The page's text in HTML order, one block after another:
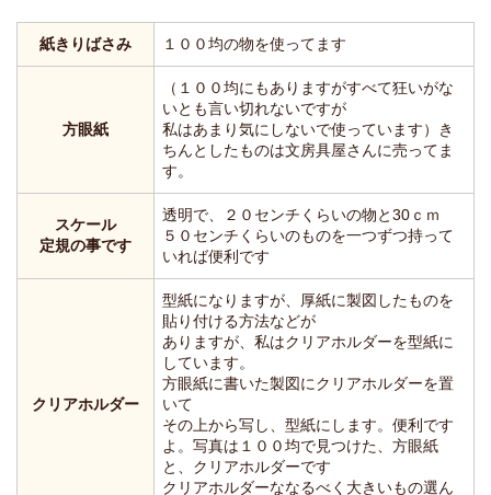
紙きりばさみ １００均の物を使ってます
方眼紙
（１００均にもありますがすべて狂いがな
いとも言い切れないですが
私はあまり気にしないで使っています）き
ちんとしたものは文房具屋さんに売ってま
す。
スケール
定規の事です
透明で、２０センチくらいの物と30ｃｍ
５０センチくらいのものを一つずつ持って
いれば便利です
クリアホルダー
型紙になりますが、厚紙に製図したものを
貼り付ける方法などが
ありますが、私はクリアホルダーを型紙に
しています。
方眼紙に書いた製図にクリアホルダーを置
いて
その上から写し、型紙にします。便利です
よ。写真は１００均で見つけた、方眼紙
と、クリアホルダーです
クリアホルダーななるべく大きいもの選ん